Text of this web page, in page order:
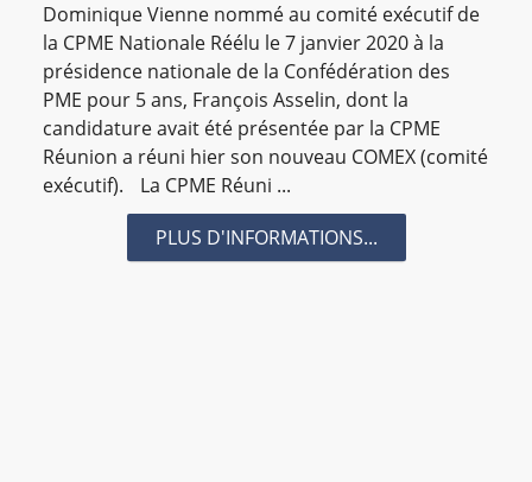
Dominique Vienne nommé au comité exécutif de
la CPME Nationale Réélu le 7 janvier 2020 à la
présidence nationale de la Confédération des
PME pour 5 ans, François Asselin, dont la
candidature avait été présentée par la CPME
Réunion a réuni hier son nouveau COMEX (comité
exécutif). La CPME Réuni ...
PLUS D'INFORMATIONS...